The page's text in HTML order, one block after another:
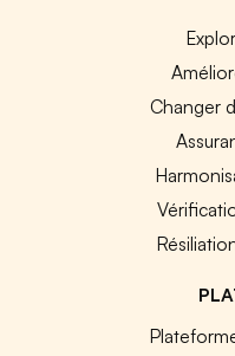
Changer